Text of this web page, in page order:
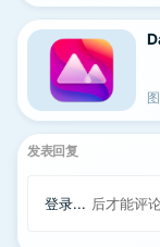
发表回复
登录... 后才能评